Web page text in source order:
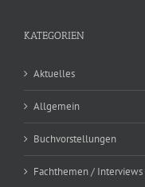
KATEGORIEN
Aktuelles
Allgemein
Buchvorstellungen
Fachthemen / Interviews